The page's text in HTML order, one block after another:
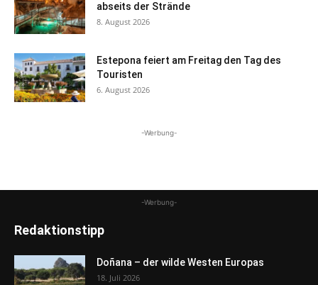
abseits der Strände
8. August 2026
Estepona feiert am Freitag den Tag des
Touristen
6. August 2026
-Werbung-
-Werbung-
Redaktionstipp
Doñana – der wilde Westen Europas
18. Juli 2026